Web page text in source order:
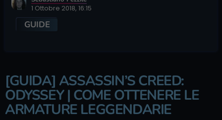
1 Ottobre 2018, 16:15
GUIDE
[GUIDA] ASSASSIN’S CREED:
ODYSSEY | COME OTTENERE LE
ARMATURE LEGGENDARIE